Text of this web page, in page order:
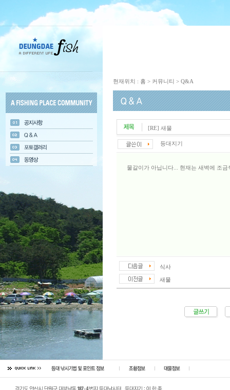
현재위치 : 홈 > 커뮤니티 > Q&A
[RE] 새물
등대지기
물갈이가 아닙니다... 현재는 새벽에 조
식사
새물